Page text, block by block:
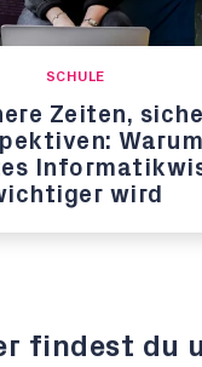
SCHULE
Zeiten,
Warum
wird
findest du